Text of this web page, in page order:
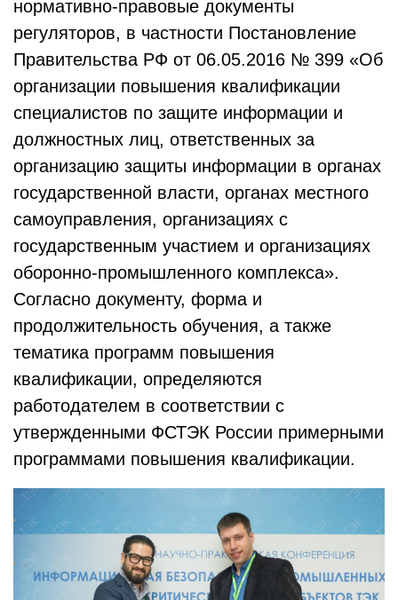
нормативно-правовые документы
регуляторов, в частности Постановление
Правительства РФ от 06.05.2016 № 399 «Об
организации повышения квалификации
специалистов по защите информации и
должностных лиц, ответственных за
организацию защиты информации в органах
государственной власти, органах местного
самоуправления, организациях с
государственным участием и организациях
оборонно-промышленного комплекса».
Согласно документу, форма и
продолжительность обучения, а также
тематика программ повышения
квалификации, определяются
работодателем в соответствии с
утвержденными ФСТЭК России примерными
программами повышения квалификации.